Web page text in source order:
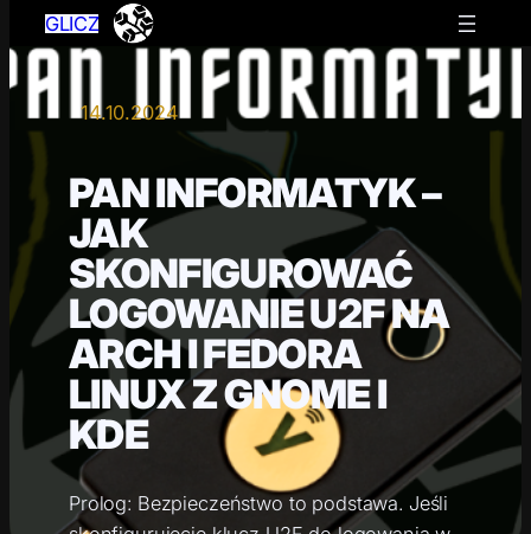
GLICZ
14.10.2024
PAN INFORMATYK –
JAK
SKONFIGUROWAĆ
LOGOWANIE U2F NA
ARCH I FEDORA
LINUX Z GNOME I
KDE
Prolog: Bezpieczeństwo to podstawa. Jeśli